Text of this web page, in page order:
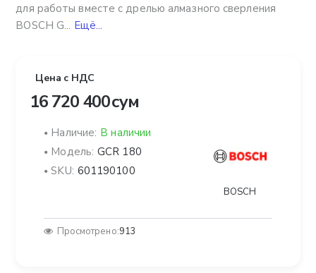
для работы вместе с дрелью алмазного сверления
BOSCH G... Ещё...
Цена с НДС
16 720 400 сум
Наличие: В наличии
Модель: GCR 180
SKU: 601190100
BOSCH
Просмотрено:913